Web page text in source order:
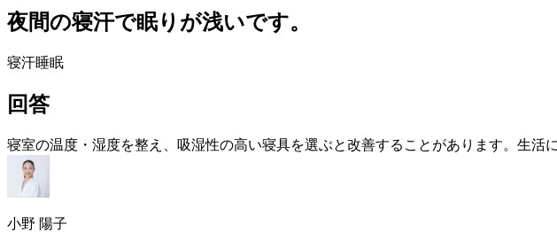
夜間の寝汗で眠りが浅いです。
寝汗睡眠
回答
寝室の温度・湿度を整え、吸湿性の高い寝具を選ぶと改善することがあります。生活
小野 陽子